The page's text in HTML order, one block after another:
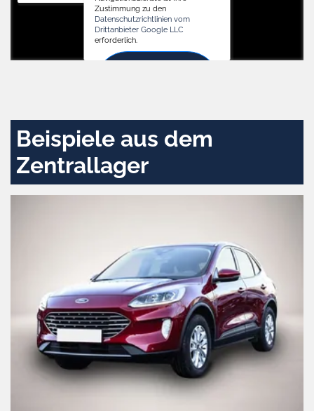
Zustimmung zu den
Datenschutzrichtlinien vom
Drittanbieter Google LLC
erforderlich.
Beispiele aus dem
Zentrallager